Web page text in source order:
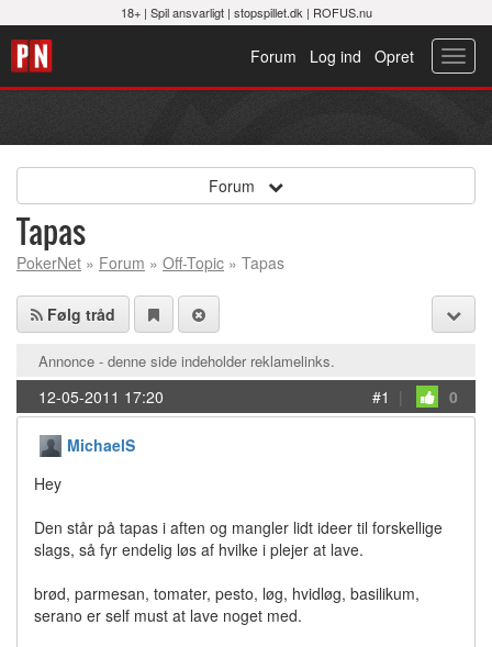
18+ | Spil ansvarligt| stopspillet.dk | ROFUS.nu
Opret
Log ind
Forum
Forum
Tapas
PokerNet » Forum » Off-Topic » Tapas
Følg tråd
Annonce - denne side indeholder reklamelinks.
12-05-2011 17:20 #1 | 0
MichaelS
Hey
Den står på tapas i aften og mangler lidt ideer til forskellige
slags, så fyr endelig løs af hvilke i plejer at lave.
brød, parmesan, tomater, pesto, løg, hvidløg, basilikum,
serano er self must at lave noget med.